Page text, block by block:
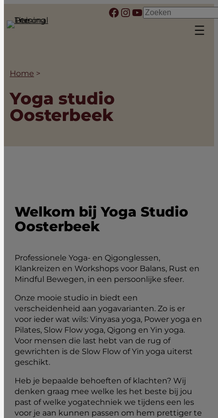
naar
de
Facebook
Instagram
YouTube
Zoeken
Home >
Yoga studio
Oosterbeek
Welkom bij Yoga Studio
Oosterbeek
Professionele Yoga- en Qigonglessen,
Klankreizen en Workshops voor Balans, Rust en
Mindful Bewegen, in een persoonlijke sfeer.
Onze mooie studio in biedt een
verscheidenheid aan yogavarianten. Zo is er
voor ieder wat wils: Vinyasa yoga, Power yoga en
Pilates, Slow Flow yoga, Qigong en Yin yoga.
Voor mensen die last hebt van de rug of
gewrichten is de Slow Flow of Yin yoga uiterst
geschikt.
Heb je bepaalde behoeften of klachten? Wij
denken graag mee welke les het beste bij jou
past of welke yogatechniek we tijdens een les
voor je aan kunnen passen om hem prettiger te